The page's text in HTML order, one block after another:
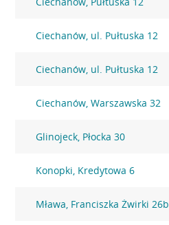
Ciechanów, ul. Pułtuska 12
Ciechanów, ul. Pułtuska 12
Ciechanów, Warszawska 32
Glinojeck, Płocka 30
Konopki, Kredytowa 6
Mława, Franciszka Żwirki 26b